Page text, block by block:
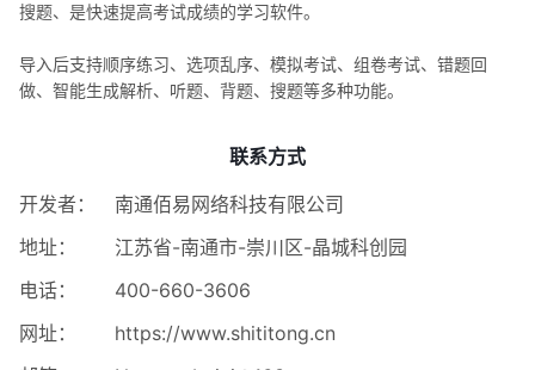
搜题、是快速提高考试成绩的学习软件。
导入后支持顺序练习、选项乱序、模拟考试、组卷考试、错题回
做、智能生成解析、听题、背题、搜题等多种功能。
联系方式
开发者：
南通佰易网络科技有限公司
地址：
江苏省-南通市-崇川区-晶城科创园
电话：
400-660-3606
网址：
https://www.shititong.cn